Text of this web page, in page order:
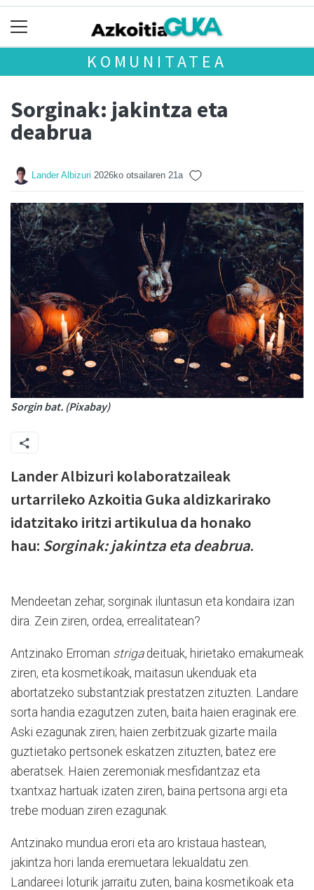
KOMUNITATEA
Sorginak: jakintza eta
deabrua
Lander Albizuri 2026ko otsailaren 21a
Sorgin bat. (Pixabay)
Lander Albizuri kolaboratzaileak
urtarrileko Azkoitia Guka aldizkarirako
idatzitako iritzi artikulua da honako
hau: Sorginak: jakintza eta deabrua.
Mendeetan zehar, sorginak iluntasun eta kondaira izan
dira. Zein ziren, ordea, errealitatean?
Antzinako Erroman strigadeituak, hirietako emakumeak
ziren, eta kosmetikoak, maitasun ukenduak eta
abortatzeko substantziak prestatzen zituzten. Landare
sorta handia ezagutzen zuten, baita haien eraginak ere.
Aski ezagunak ziren; haien zerbitzuak gizarte maila
guztietako pertsonek eskatzen zituzten, batez ere
aberatsek. Haien zeremoniak mesfidantzaz eta
txantxaz hartuak izaten ziren, baina pertsona argi eta
trebe moduan ziren ezagunak.
Antzinako mundua erori eta aro kristaua hastean,
jakintza hori landa eremuetara lekualdatu zen.
Landareei loturik jarraitu zuten, baina kosmetikoak eta